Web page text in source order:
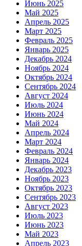
Июнь 2025
Май 2025
Апрель 2025
Март 2025
Февраль 2025
Январь 2025
Декабрь 2024
Ноябрь 2024
Октябрь 2024
Сентябрь 2024
Август 2024
Июль 2024
Июнь 2024
Май 2024
Апрель 2024
Март 2024
Февраль 2024
Январь 2024
Декабрь 2023
Ноябрь 2023
Октябрь 2023
Сентябрь 2023
Август 2023
Июль 2023
Июнь 2023
Май 2023
Апрель 2023